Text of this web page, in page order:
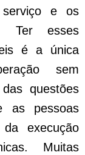
e os
Ter esses
é a única
sem
questões
as pessoas
execução
Muitas